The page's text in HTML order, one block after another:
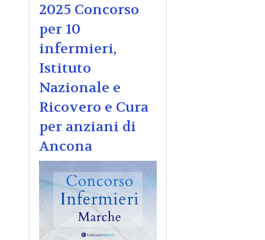
2025 Concorso
per 10
infermieri,
Istituto
Nazionale e
Ricovero e Cura
per anziani di
Ancona